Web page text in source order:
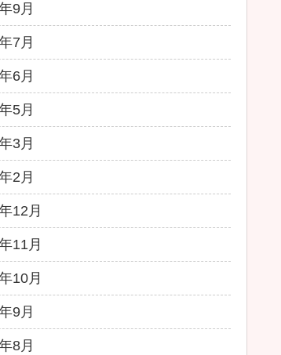
9月
7月
6月
5月
3月
2月
12月
11月
10月
9月
8月